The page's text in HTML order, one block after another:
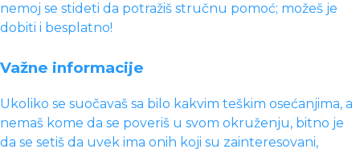
nemoj se stideti da potražiš stručnu pomoć; možeš je
dobiti i besplatno!
Važne informacije
Ukoliko se suočavaš sa bilo kakvim teškim osećanjima, a
nemaš kome da se poveriš u svom okruženju, bitno je
da se setiš da uvek ima onih koji su zainteresovani,